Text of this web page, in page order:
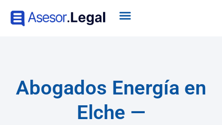
Abogados Energía en
Elche —